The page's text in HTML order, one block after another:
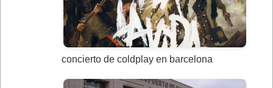
concierto de coldplay en barcelona